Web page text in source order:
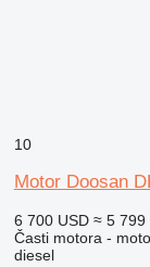
10
Motor Doosan
6 700 USD ≈ 5 799
Časti motora -
diesel